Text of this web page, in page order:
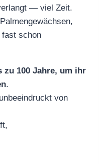
— viel Zeit.
schon
zu 100 Jahre, um ihr
.
von